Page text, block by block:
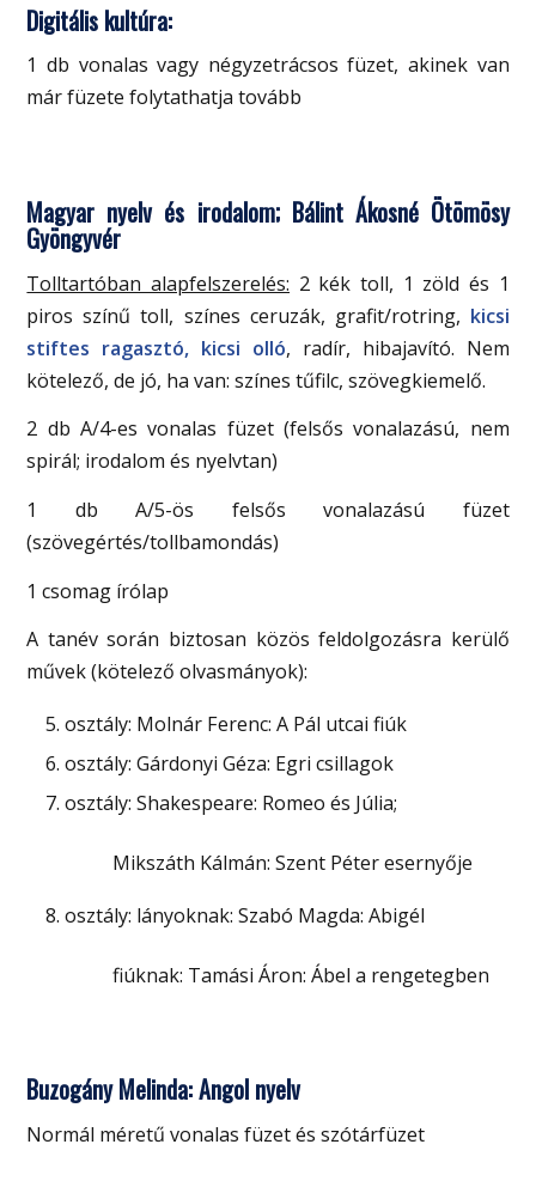
Digitális kultúra:
1 db vonalas vagy négyzetrácsos füzet, akinek van
már füzete folytathatja tovább
Magyar nyelv és irodalom; Bálint Ákosné Ötömösy
Gyöngyvér
Tolltartóban alapfelszerelés: 2 kék toll, 1 zöld és 1
piros színű toll, színes ceruzák, grafit/rotring, kicsi
stiftes ragasztó, kicsi olló, radír, hibajavító. Nem
kötelező, de jó, ha van: színes tűfilc, szövegkiemelő.
2 db A/4-es vonalas füzet (felsős vonalazású, nem
spirál; irodalom és nyelvtan)
1 db A/5-ös felsős vonalazású füzet
(szövegértés/tollbamondás)
1 csomag írólap
A tanév során biztosan közös feldolgozásra kerülő
művek (kötelező olvasmányok):
osztály: Molnár Ferenc: A Pál utcai fiúk
osztály: Gárdonyi Géza: Egri csillagok
osztály: Shakespeare: Romeo és Júlia;
Mikszáth Kálmán: Szent Péter esernyője
osztály: lányoknak: Szabó Magda: Abigél
fiúknak: Tamási Áron: Ábel a rengetegben
Buzogány Melinda: Angol nyelv
Normál méretű vonalas füzet és szótárfüzet